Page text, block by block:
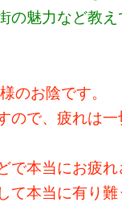
の魅力など教え
のお陰です。
ので、疲れは
で本当にお疲
本当に有り難